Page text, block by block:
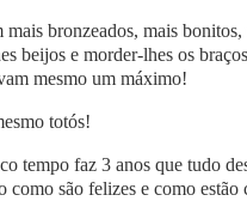
mais bronzeados, mais bonitos,
beijos e morder-lhes os
mesmo um máximo!
totós!
tempo faz 3 anos que tudo
como são felizes e como estão